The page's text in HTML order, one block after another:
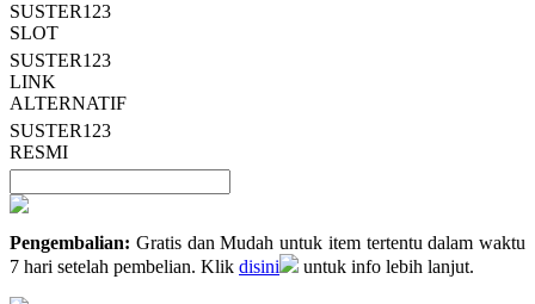
SUSTER123
SLOT
SUSTER123
LINK
ALTERNATIF
SUSTER123
RESMI
Pengembalian: Gratis dan Mudah untuk item tertentu dalam waktu
7 hari setelah pembelian. Klik disini untuk info lebih lanjut.